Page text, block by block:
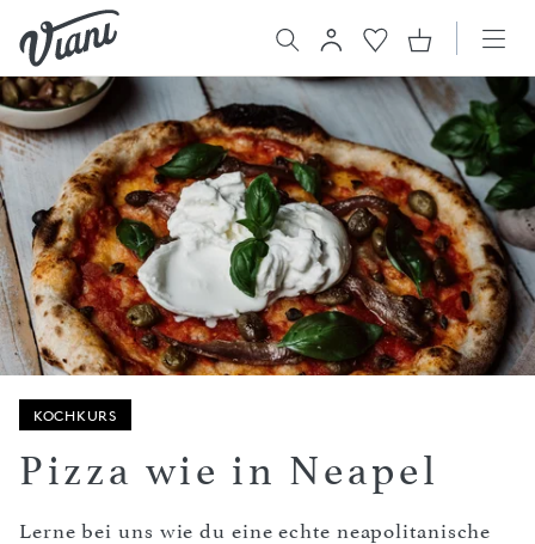
KOCHKURS
Pizza wie in Neapel
Lerne bei uns wie du eine echte neapolitanische